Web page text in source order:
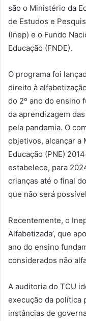
são o Ministério da
de Estudos e
(Inep) e o Fundo
Educação (FNDE).
O programa foi
direito à
do 2º ano do ensino
da aprendizagem
pela pandemia. O
objetivos, alcançar a
Educação (PNE)
estabelece, para
crianças até o final
que não será
Recentemente, o
Alfabetizada’, que
ano do ensino
considerados não
A auditoria do TCU
execução da política
instâncias de